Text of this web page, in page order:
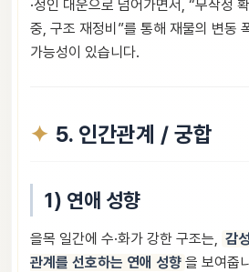
·정인 대운으로 넘어가면서, “무작정
중, 구조 재정비”를 통해 재물의 변동
가능성이 있습니다.
5. 인간관계 / 궁합
1) 연애 성향
을목 일간에 수·화가 강한 구조는, 감
관계를 선호하는 연애 성향 을 보여줍